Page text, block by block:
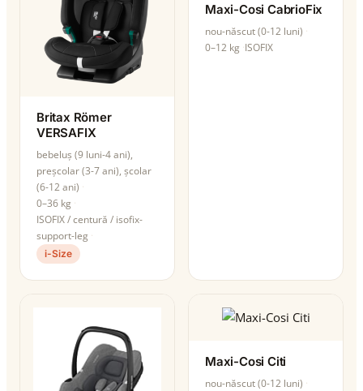
Britax Römer
VERSAFIX
bebeluș (9 luni-4 ani),
preșcolar (3-7 ani), școlar
(6-12 ani)
0–36 kg
ISOFIX / centură / isofix-
support-leg
i-Size
Maxi-Cosi CabrioFix
nou-născut (0-12 luni)
0–12 kg ISOFIX
Maxi-Cosi Citi
nou-născut (0-12 luni)